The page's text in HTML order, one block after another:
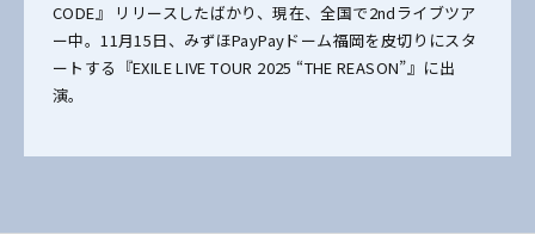
CODE』 リリースしたばかり、現在、全国で2ndライブツア
ー中。11月15日、みずほPayPayドーム福岡を皮切りにスタ
ートする『EXILE LIVE TOUR 2025 “THE REASON”』に出
演。